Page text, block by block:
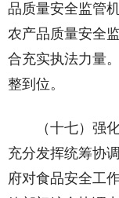
品质量安全监管
农产品质量安全
合充实执法力量
整到位。
（十七）强
充分发挥统筹协
府对食品安全工